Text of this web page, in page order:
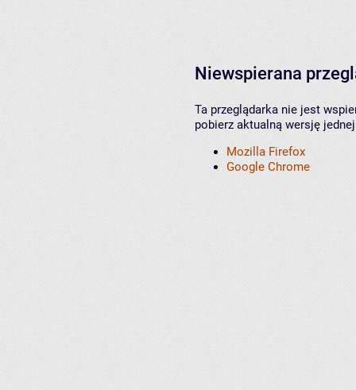
Niewspierana
Ta przeglądarka nie jest
pobierz aktualną wersję
Mozilla Firefox
Google Chrome